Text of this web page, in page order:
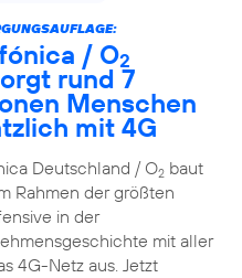
/ O2
rund 7
Menschen
mit 4G
Deutschland / O2baut
Rahmen der größten
in der
mit aller
4G-Netz aus. Jetzt